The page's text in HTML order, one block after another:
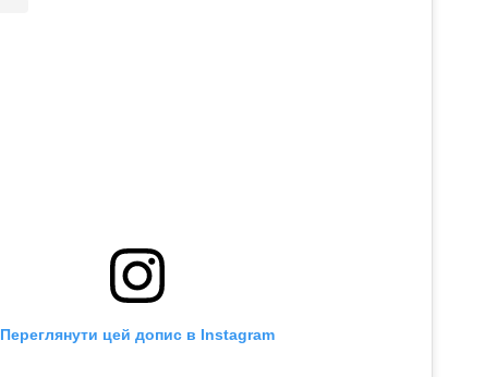
Переглянути цей допис в Instagram